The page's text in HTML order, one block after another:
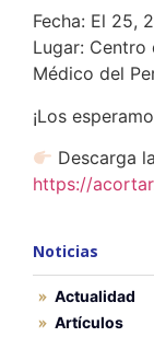
Fecha: El 25,
Lugar: Centro
Médico del
¡Los
Descarga
https://
Noticias
Actualidad
Artículos